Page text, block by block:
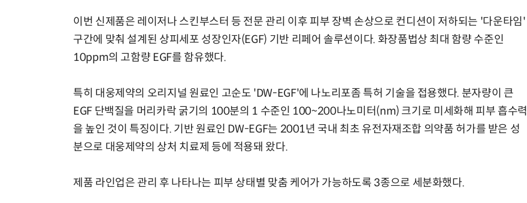
이번 신제품은 레이저나 스킨부스터 등 전문 관리 이후 피부 장벽 손상으로 컨디션이 저하되는 '다운타임'
구간에 맞춰 설계된 상피세포 성장인자(EGF) 기반 리페어 솔루션이다. 화장품법상 최대 함량 수준인
10ppm의 고함량 EGF를 함유했다.
특히 대웅제약의 오리지널 원료인 고순도 'DW-EGF'에 나노리포좀 특허 기술을 접용했다. 분자량이 큰
EGF 단백질을 머리카락 굵기의 100분의 1 수준인 100~200나노미터(nm) 크기로 미세화해 피부 흡수력
을 높인 것이 특징이다. 기반 원료인 DW-EGF는 2001년 국내 최초 유전자재조합 의약품 허가를 받은 성
분으로 대웅제약의 상처 치료제 등에 적용돼 왔다.
제품 라인업은 관리 후 나타나는 피부 상태별 맞춤 케어가 가능하도록 3종으로 세분화했다.